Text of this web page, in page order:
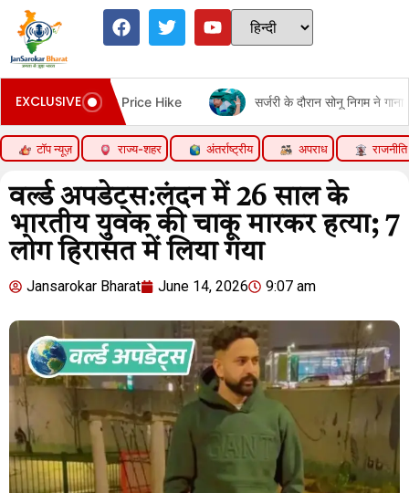
EXCLUSIVE
Price Hike सर्जरी के दौरान सोनू निगम ने गाना
टॉप न्यूज़ राज्य-शहर अंतर्राष्ट्रीय अपराध राजनीति
वर्ल्ड अपडेट्स:लंदन में 26 साल के
भारतीय युवक की चाकू मारकर हत्या; 7
लोग हिरासत में लिया गया
Jansarokar Bharat June 14, 2026 9:07 am